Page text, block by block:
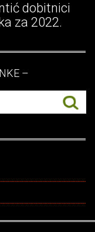
dobitnici
za 2022.
–